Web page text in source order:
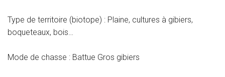
Type de territoire (biotope) : Plaine, cultures à gibiers,
boqueteaux, bois…
Mode de chasse : Battue Gros gibiers